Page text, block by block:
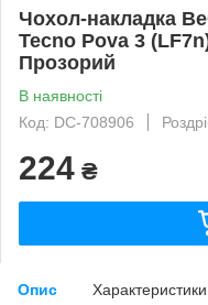
Чохол-накладка
Tecno Pova 3
Прозорий
В наявності
Код: DC-708906
224 ₴
Опис Характеристики